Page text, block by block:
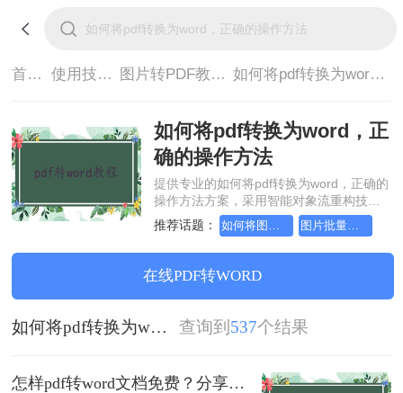
首页> 使用技巧> 图片转PDF教程> 如何将pdf转换为word，正确的操作方法
如何将pdf转换为word，正
确的操作方法
提供专业的如何将pdf转换为word，正确的
操作方法方案，采用智能对象流重构技
术，确保文档1:1高保真还原且排版不乱
码。支持一键批量处理，全链路 SSL 加密
保障隐私安全。助您快速实现如何将pdf转
换为word，正确的操作方法，无需安装，
高效办公。
推荐话题：
在线PDF转WORD
如何将pdf转换为word，正确的操作方法 查询到 537个结果
怎样pdf转word文档免费？分享这3种转换方法!